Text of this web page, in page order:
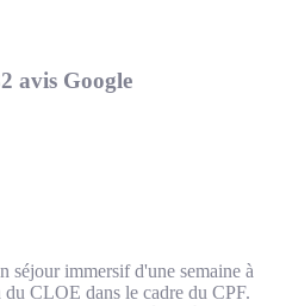
avis Google
séjour immersif d'une semaine à
CLOE dans le cadre du CPF.